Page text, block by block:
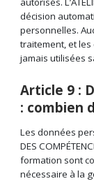
décision
personnelles.
traitement, et
jamais utilisées
Article 9 :
: combien
Les données
DES
formation sont
nécessaire à la